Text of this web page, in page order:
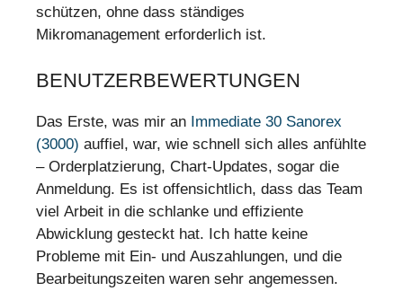
schützen, ohne dass ständiges
Mikromanagement erforderlich ist.
BENUTZERBEWERTUNGEN
Das Erste, was mir an Immediate 30 Sanorex
(3000) auffiel, war, wie schnell sich alles anfühlte
– Orderplatzierung, Chart-Updates, sogar die
Anmeldung. Es ist offensichtlich, dass das Team
viel Arbeit in die schlanke und effiziente
Abwicklung gesteckt hat. Ich hatte keine
Probleme mit Ein- und Auszahlungen, und die
Bearbeitungszeiten waren sehr angemessen.